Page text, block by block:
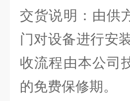
交货说明：由供
门对设备进行安
收流程由本公司
的免费保修期。